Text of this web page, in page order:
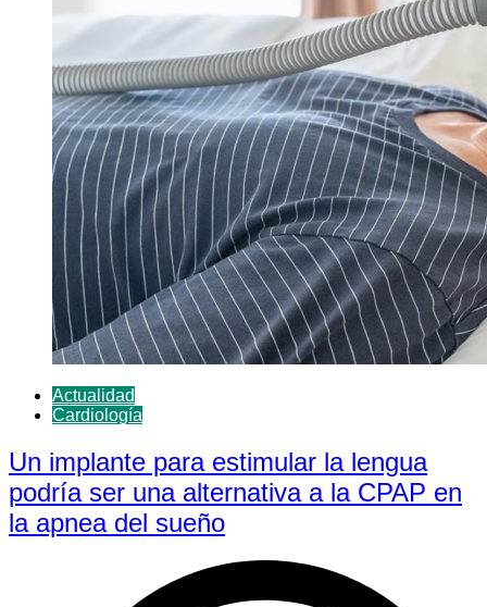
Actualidad
Cardiología
Un implante para estimular la lengua
podría ser una alternativa a la CPAP en
la apnea del sueño